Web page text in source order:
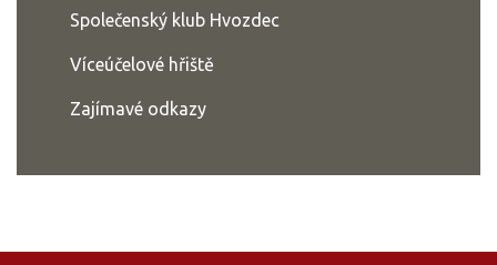
Společenský klub Hvozdec
Víceúčelové hřiště
Zajímavé odkazy